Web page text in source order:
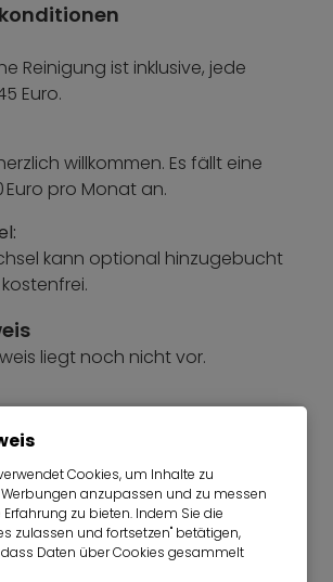
Reinigung ist inklusive, jede
Euro.
willkommen. Es fällt eine
Euro pro Monat an.
kann optional hinzugebucht
liegt noch nicht vor.
Cookies, um Inhalte zu
anzupassen und zu messen
zu bieten. Indem Sie die
zulassen und fortsetzen" betätigen,
Daten über Cookies gesammelt